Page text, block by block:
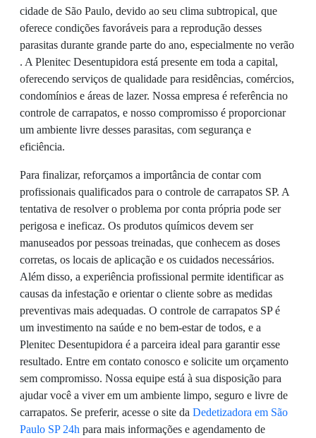
cidade de São Paulo, devido ao seu clima subtropical, que
oferece condições favoráveis para a reprodução desses
parasitas durante grande parte do ano, especialmente no verão
. A Plenitec Desentupidora está presente em toda a capital,
oferecendo serviços de qualidade para residências, comércios,
condomínios e áreas de lazer. Nossa empresa é referência no
controle de carrapatos, e nosso compromisso é proporcionar
um ambiente livre desses parasitas, com segurança e
eficiência.
Para finalizar, reforçamos a importância de contar com
profissionais qualificados para o controle de carrapatos SP. A
tentativa de resolver o problema por conta própria pode ser
perigosa e ineficaz. Os produtos químicos devem ser
manuseados por pessoas treinadas, que conhecem as doses
corretas, os locais de aplicação e os cuidados necessários.
Além disso, a experiência profissional permite identificar as
causas da infestação e orientar o cliente sobre as medidas
preventivas mais adequadas. O controle de carrapatos SP é
um investimento na saúde e no bem-estar de todos, e a
Plenitec Desentupidora é a parceira ideal para garantir esse
resultado. Entre em contato conosco e solicite um orçamento
sem compromisso. Nossa equipe está à sua disposição para
ajudar você a viver em um ambiente limpo, seguro e livre de
carrapatos. Se preferir, acesse o site da Dedetizadora em São
Paulo SP 24h para mais informações e agendamento de